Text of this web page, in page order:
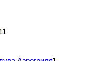
11